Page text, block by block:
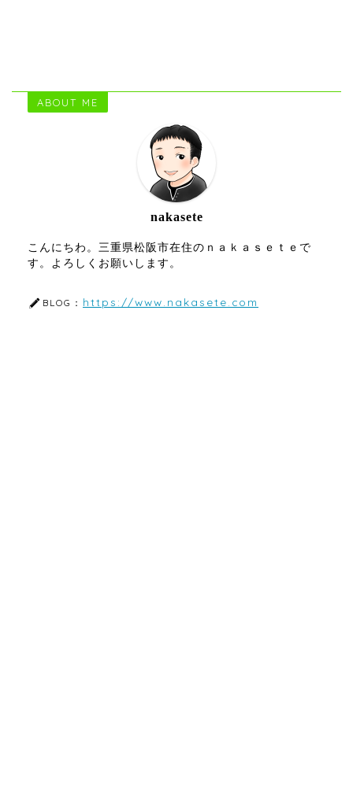
ABOUT ME
nakasete
こんにちわ。三重県松阪市在住のｎａｋａｓｅｔｅで
す。よろしくお願いします。
BLOG： https://www.nakasete.com